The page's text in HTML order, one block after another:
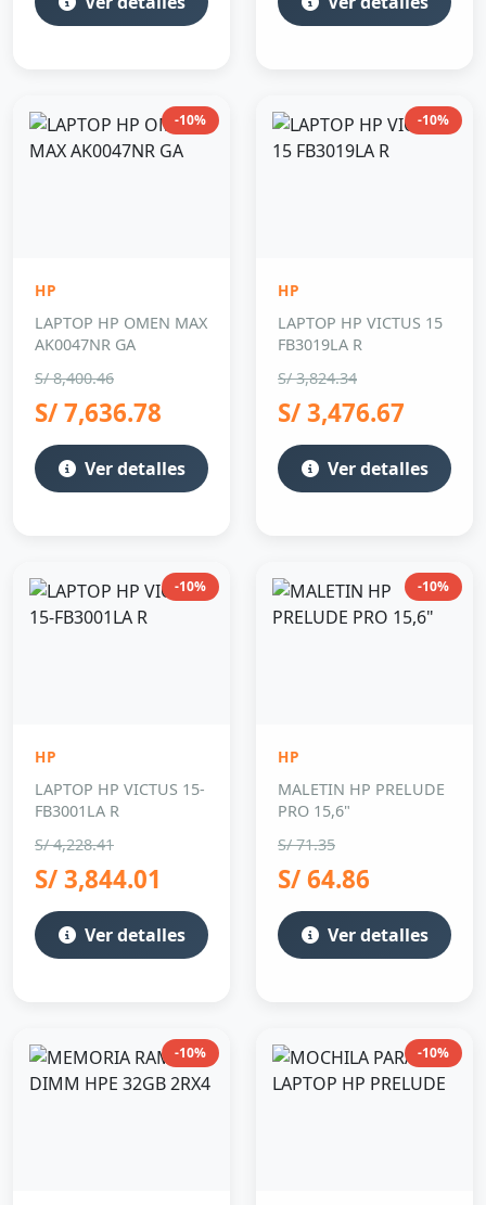
-10%
HP
LAPTOP HP OMEN MAX
AK0047NR GA
S/ 8,400.46
S/ 7,636.78
Ver detalles
-10%
HP
LAPTOP HP VICTUS 15
FB3019LA R
S/ 3,824.34
S/ 3,476.67
Ver detalles
-10%
HP
LAPTOP HP VICTUS 15-
FB3001LA R
S/ 4,228.41
S/ 3,844.01
Ver detalles
-10%
HP
MALETIN HP PRELUDE
PRO 15,6"
S/ 71.35
S/ 64.86
Ver detalles
-10% -10%